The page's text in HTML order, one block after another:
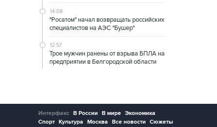
14:08
"Росатом" начал возвращать российских
специалистов на АЭС "Бушер"
12:57
Трое мужчин ранены от взрыва БПЛА на
предприятии в Белгородской области
Интерфакс В России В мире Экономика
Спорт Культура Москва Все новости Сюжеты